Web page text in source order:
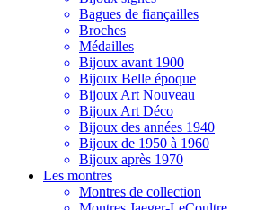
Bagues de fiançailles
Broches
Médailles
Bijoux avant 1900
Bijoux Belle époque
Bijoux Art Nouveau
Bijoux Art Déco
Bijoux des années 1940
Bijoux de 1950 à 1960
Bijoux après 1970
Les montres
Montres de collection